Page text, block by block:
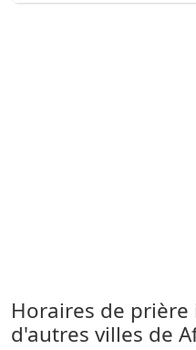
Horaires de
d'autres villes de